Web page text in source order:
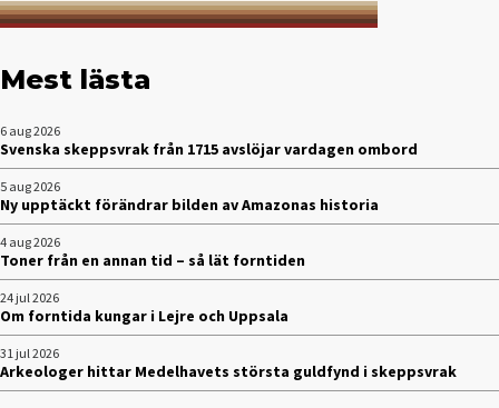
Mest lästa
6 aug 2026
Svenska skeppsvrak från 1715 avslöjar vardagen ombord
5 aug 2026
Ny upptäckt förändrar bilden av Amazonas historia
4 aug 2026
Toner från en annan tid – så lät forntiden
24 jul 2026
Om forntida kungar i Lejre och Uppsala
31 jul 2026
Arkeologer hittar Medelhavets största guldfynd i skeppsvrak